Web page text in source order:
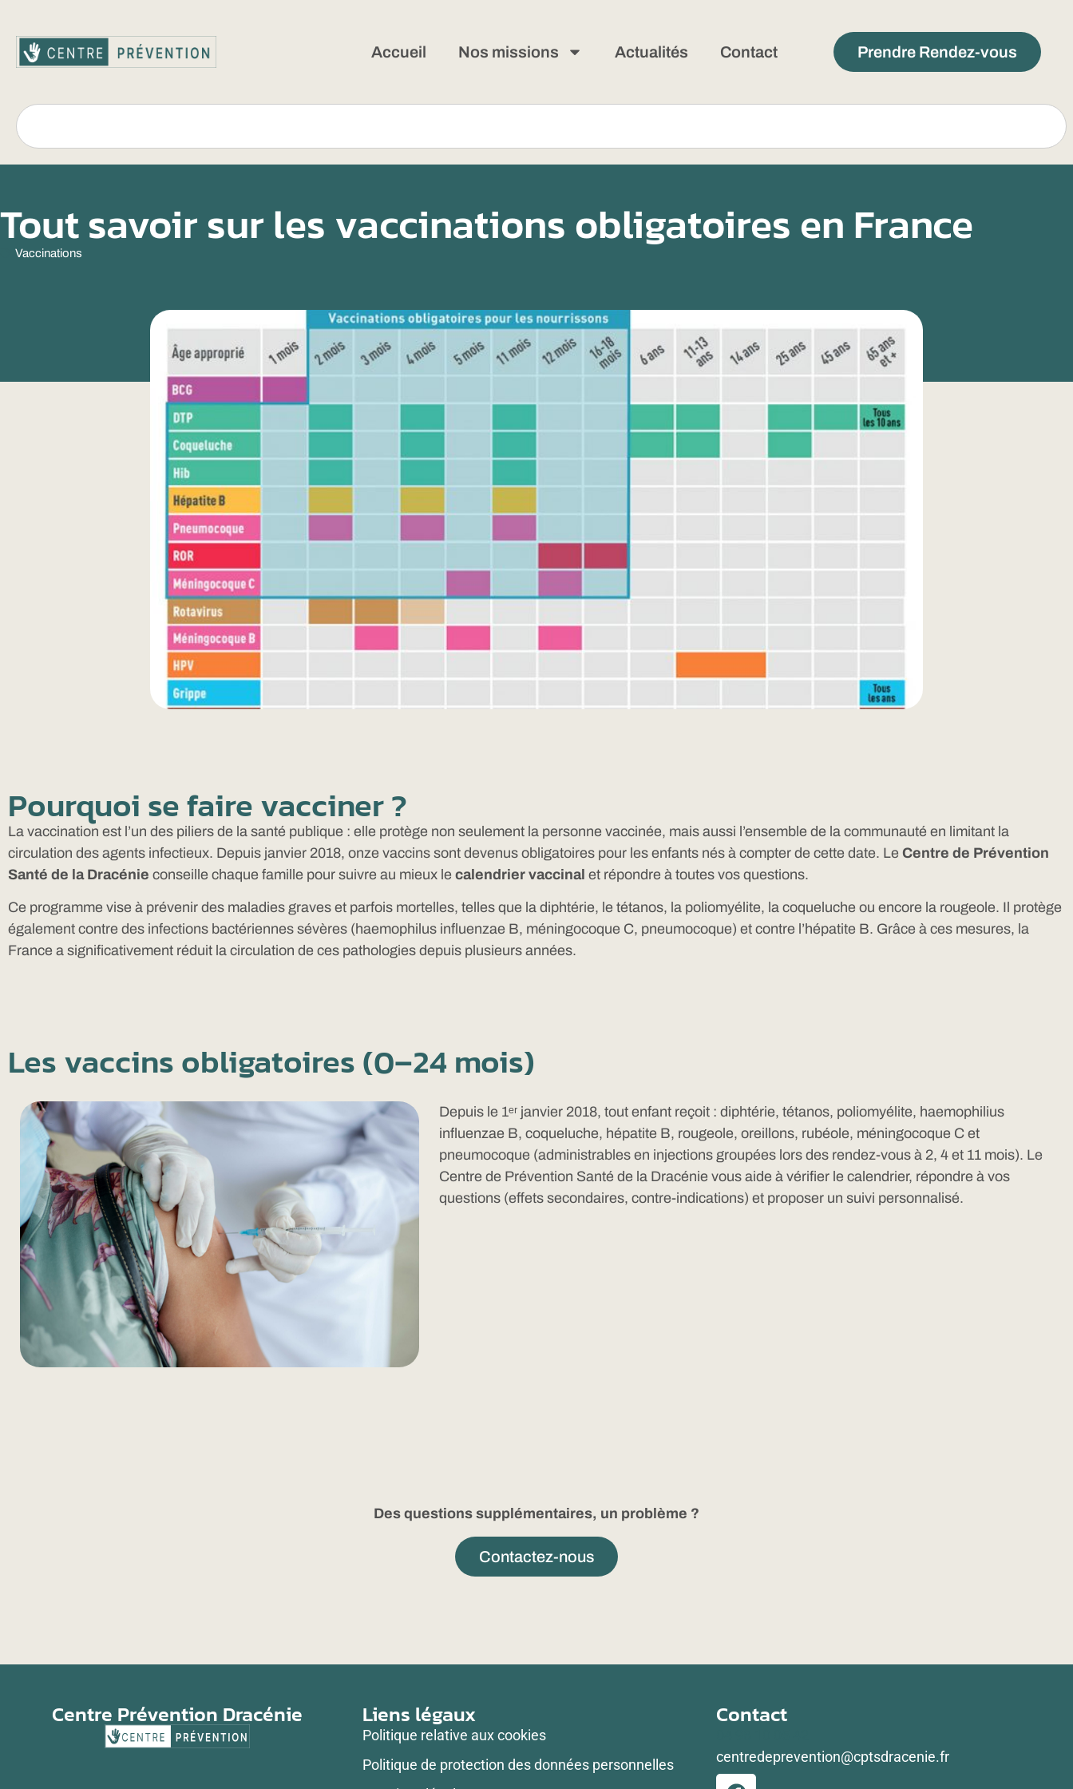
Accueil Nos missions Actualités Contact Prendre Rendez-vous
Tout savoir sur les vaccinations obligatoires en France
Vaccinations
Pourquoi se faire vacciner ?
La vaccination est l’un des piliers de la santé publique : elle protège non seulement la personne vaccinée, mais aussi l’ensemble de la communauté en limitant la
circulation des agents infectieux. Depuis janvier 2018, onze vaccins sont devenus obligatoires pour les enfants nés à compter de cette date. Le Centre de Prévention
Santé de la Dracénie conseille chaque famille pour suivre au mieux le calendrier vaccinal et répondre à toutes vos questions.
Ce programme vise à prévenir des maladies graves et parfois mortelles, telles que la diphtérie, le tétanos, la poliomyélite, la coqueluche ou encore la rougeole. Il protège
également contre des infections bactériennes sévères (haemophilus influenzae B, méningocoque C, pneumocoque) et contre l’hépatite B. Grâce à ces mesures, la
France a significativement réduit la circulation de ces pathologies depuis plusieurs années.
Les vaccins obligatoires (0–24 mois)
Depuis le 1ᵉʳ janvier 2018, tout enfant reçoit : diphtérie, tétanos, poliomyélite, haemophilius
influenzae B, coqueluche, hépatite B, rougeole, oreillons, rubéole, méningocoque C et
pneumocoque (administrables en injections groupées lors des rendez-vous à 2, 4 et 11 mois). Le
Centre de Prévention Santé de la Dracénie vous aide à vérifier le calendrier, répondre à vos
questions (effets secondaires, contre-indications) et proposer un suivi personnalisé.
Des questions supplémentaires, un problème ?
Contactez-nous
Centre Prévention Dracénie Liens légaux
Politique relative aux cookies
Politique de protection des données personnelles
Contact
centredeprevention@cptsdracenie.fr